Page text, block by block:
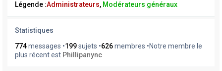
Légende :Administrateurs, Modérateurs généraux
Statistiques
774messages •199sujets •626membres •Notre membre le
plus récent est Phillipanync